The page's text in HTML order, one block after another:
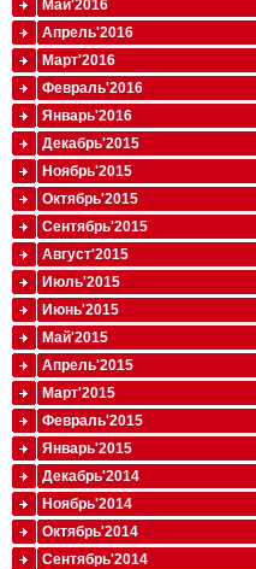
Май'2016
Апрель'2016
Март'2016
Февраль'2016
Январь'2016
Декабрь'2015
Ноябрь'2015
Октябрь'2015
Сентябрь'2015
Август'2015
Июль'2015
Июнь'2015
Май'2015
Апрель'2015
Март'2015
Февраль'2015
Январь'2015
Декабрь'2014
Ноябрь'2014
Октябрь'2014
Сентябрь'2014